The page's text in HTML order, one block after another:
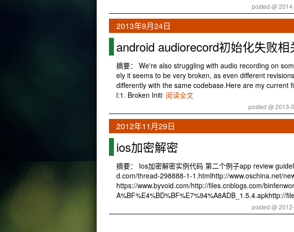
posted @
2013年9月24日
android audiorecord初始化失败
摘要： We're also struggling with audio recording on
ely it seems to be very broken, as even different
differently with the same codebase.Here are my current
l:1. Broken Initi 阅读全文
posted @ 2013-
2012年11月29日
ios加密解密
摘要： Ios加密解密实例代码 第二个例子app review
d.com/thread-298888-1-1.htmlhttp://www.oschina.net/
https://www.byvoid.com/http://files.cnblogs.com/
A%BF%E4%BD%BF%E7%94%A8ADB_1.5.4.apkhttp://
posted @